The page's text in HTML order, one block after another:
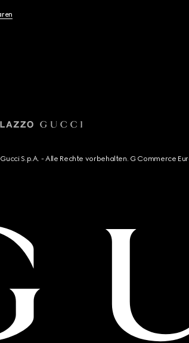
S.p.A. - Alle Rechte vorbehalten. G Commerce